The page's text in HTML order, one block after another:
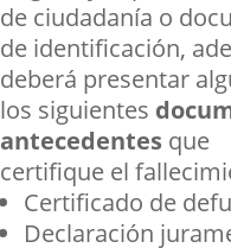
de ciudadanía o
de identificación,
deberá presentar
los siguientes
antecedentesque
certifique el
Certificado de
Declaración